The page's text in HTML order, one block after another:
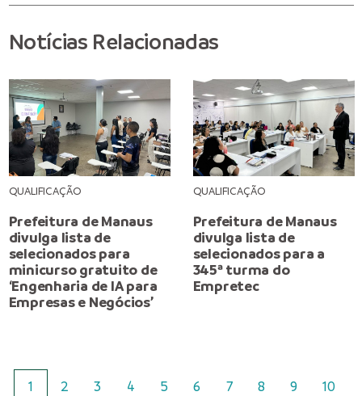
Notícias Relacionadas
QUALIFICAÇÃO
Prefeitura de Manaus
divulga lista de
selecionados para
minicurso gratuito de
‘Engenharia de IA para
Empresas e Negócios’
QUALIFICAÇÃO
Prefeitura de Manaus
divulga lista de
selecionados para a
345ª turma do
Empretec
1 2 3 4 5 6 7 8 9 10